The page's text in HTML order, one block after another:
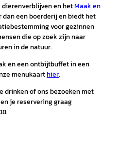
en hetMaak en
dan een boerderij en biedt het
voor gezinnen
die op zoek zijn naar
in de natuur.
en een ontbijtbuffet in een
menukaarthier.
drinken of ons bezoeken met
je reservering graag